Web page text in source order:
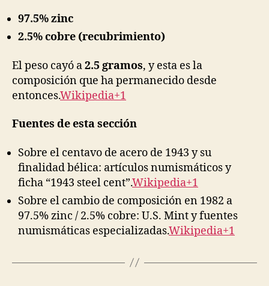
97.5% zinc
2.5% cobre (recubrimiento)
El peso cayó a2.5 gramos, y esta es la
composición que ha permanecido desde
entonces.Wikipedia+1
Fuentes de esta sección
Sobre el centavo de acero de 1943 y su
finalidad bélica: artículos numismáticos y
ficha “1943 steel cent”.Wikipedia+1
Sobre el cambio de composición en 1982 a
97.5% zinc / 2.5% cobre: U.S. Mint y fuentes
numismáticas especializadas.Wikipedia+1